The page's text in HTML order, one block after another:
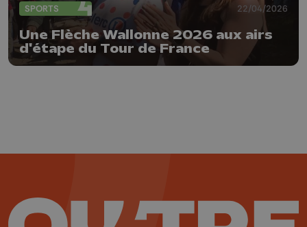
SPORTS 22/04/2026
Une Flèche Wallonne 2026 aux airs
d'étape du Tour de France